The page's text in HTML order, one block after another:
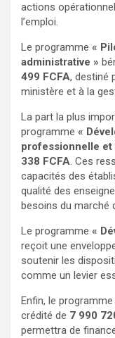
actions
l’emploi.
Le programme «
administrative »
499 FCFA, destiné
ministère et à la
La part la plus
programme «
professionnelle et
338 FCFA. Ces
capacités des
qualité des
besoins du marché
Le programme «
reçoit une
soutenir les
comme un levier
Enfin, le programme
crédité de 7 990
permettra de